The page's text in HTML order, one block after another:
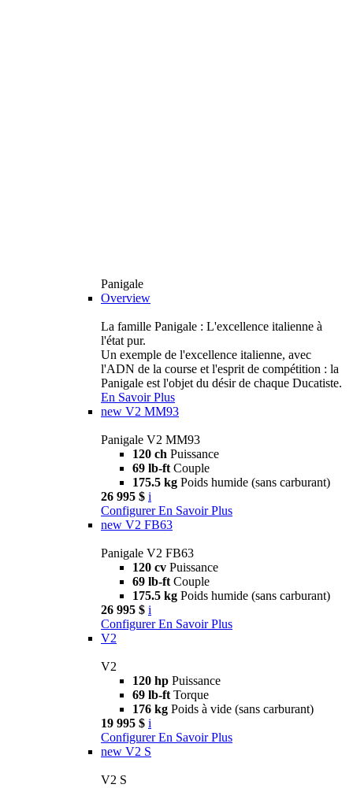
Panigale
Overview
La famille Panigale : L'excellence italienne à
l'état pur.
Un exemple de l'excellence italienne, avec
l'ADN de la course et l'esprit de compétition : la
Panigale est l'objet du désir de chaque Ducatiste.
En Savoir Plus
new V2 MM93
Panigale V2 MM93
120 ch Puissance
69 lb-ft Couple
175.5 kg Poids humide (sans carburant)
26 995 $ i
Configurer En Savoir Plus
new V2 FB63
Panigale V2 FB63
120 cv Puissance
69 lb-ft Couple
175.5 kg Poids humide (sans carburant)
26 995 $ i
Configurer En Savoir Plus
V2
V2
120 hp Puissance
69 lb-ft Torque
176 kg Poids à vide (sans carburant)
19 995 $ i
Configurer En Savoir Plus
new V2 S
V2 S